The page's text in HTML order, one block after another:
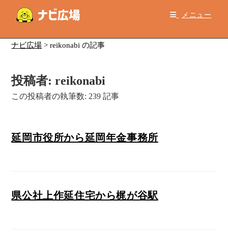
メニュー
ナビ広場 >reikonabi の記事
投稿者:reikonabi
この投稿者の執筆数: 239 記事
延岡市役所から延岡年金事務所
県公社上作延住宅から梶が谷駅